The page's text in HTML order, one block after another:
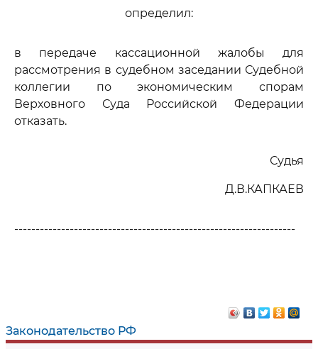
Законодательство РФ
определил:
в передаче кассационной жалобы для
рассмотрения в судебном заседании Судебной
коллегии по экономическим спорам
Верховного Суда Российской Федерации
отказать.
Судья
Д.В.КАПКАЕВ
------------------------------------------------------------------